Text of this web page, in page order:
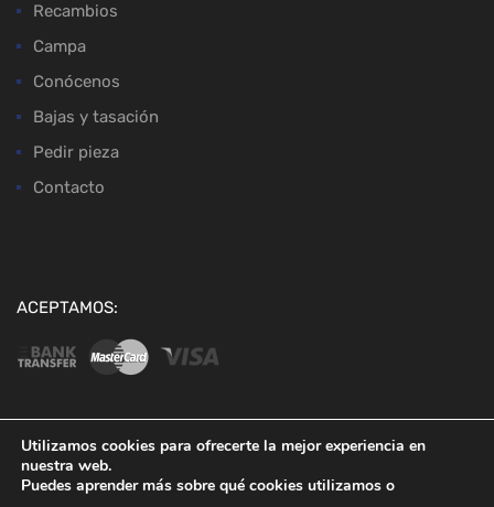
Recambios
Campa
Conócenos
Bajas y tasación
Pedir pieza
Contacto
ACEPTAMOS:
Utilizamos cookies para ofrecerte la mejor experiencia en
nuestra web.
Puedes aprender más sobre qué cookies utilizamos o